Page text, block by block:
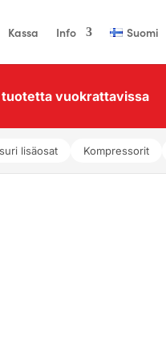
Kassa Info Suomi
vuokrattavissa
lisäosat Kompressorit